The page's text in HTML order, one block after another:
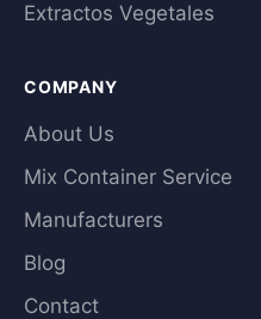
Extractos Vegetales
COMPANY
About Us
Mix Container Service
Manufacturers
Blog
Contact